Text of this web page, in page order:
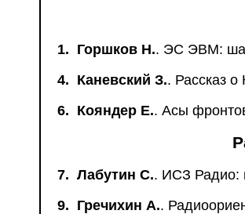
1. Горшков Н.. ЭС ЭВМ:
4. Каневский З.. Рассказ о
6. Кояндер Е.. Асы
7. Лабутин С.. ИСЗ Радио:
9. Гречихин А..